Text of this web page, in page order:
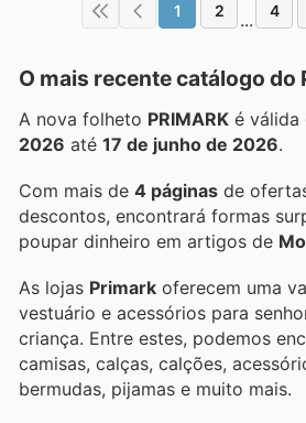
1 2 ... 4
O mais recente catálogo do
A nova folheto PRIMARK é válida
2026 até 17 de junho de 2026.
Com mais de 4 páginas de
descontos, encontrará formas
poupar dinheiro em artigos de
As lojas Primark oferecem uma
vestuário e acessórios para
criança. Entre estes, podemos
camisas, calças, calções,
bermudas, pijamas e muito mais.